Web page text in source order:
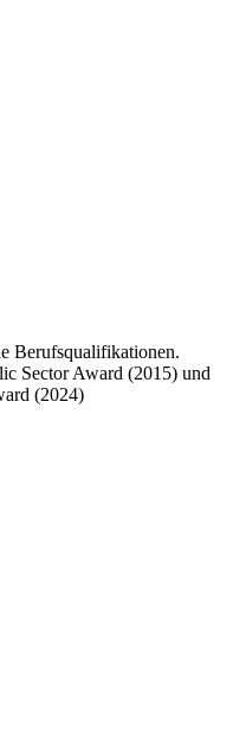
Berufsqualifikationen.
Sector Award (2015) und
(2024)